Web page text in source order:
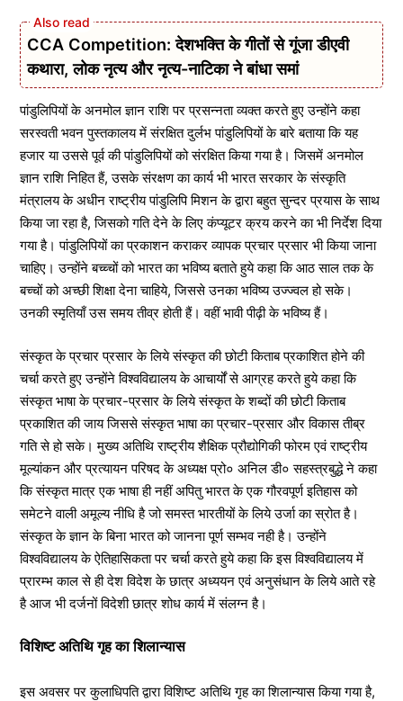
CCA Competition: देशभक्ति के गीतों से गूंजा डीएवी
कथारा, लोक नृत्य और नृत्य-नाटिका ने बांधा समां
पांडुलिपियों के अनमोल ज्ञान राशि पर प्रसन्नता व्यक्त करते हुए उन्होंने कहा
सरस्वती भवन पुस्तकालय में संरक्षित दुर्लभ पांडुलिपियों के बारे बताया कि यह
हजार या उससे पूर्व की पांडुलिपियों को संरक्षित किया गया है। जिसमें अनमोल
ज्ञान राशि निहित हैं, उसके संरक्षण का कार्य भी भारत सरकार के संस्कृति
मंत्रालय के अधीन राष्ट्रीय पांडुलिपि मिशन के द्वारा बहुत सुन्दर प्रयास के साथ
किया जा रहा है, जिसको गति देने के लिए कंप्यूटर क्रय करने का भी निर्देश दिया
गया है। पांडुलिपियों का प्रकाशन कराकर व्यापक प्रचार प्रसार भी किया जाना
चाहिए। उन्होंने बच्च्चों को भारत का भविष्य बताते हुये कहा कि आठ साल तक के
बच्चों को अच्छी शिक्षा देना चाहिये, जिससे उनका भविष्य उज्ज्वल हो सके।
उनकी स्मृतियाँ उस समय तीव्र होती हैं। वहीं भावी पीढ़ी के भविष्य हैं।
संस्कृत के प्रचार प्रसार के लिये संस्कृत की छोटी किताब प्रकाशित होने की
चर्चा करते हुए उन्होंने विश्वविद्यालय के आचार्यों से आग्रह करते हुये कहा कि
संस्कृत भाषा के प्रचार-प्रसार के लिये संस्कृत के शब्दों की छोटी किताब
प्रकाशित की जाय जिससे संस्कृत भाषा का प्रचार-प्रसार और विकास तीब्र
गति से हो सके। मुख्य अतिथि राष्ट्रीय शैक्षिक प्रौद्योगिकी फोरम एवं राष्ट्रीय
मूल्यांकन और प्रत्यायन परिषद के अध्यक्ष प्रो० अनिल डी० सहस्त्रबुद्धे ने कहा
कि संस्कृत मात्र एक भाषा ही नहीं अपितु भारत के एक गौरवपूर्ण इतिहास को
समेटने वाली अमूल्य नीधि है जो समस्त भारतीयों के लिये उर्जा का स्रोत है।
संस्कृत के ज्ञान के बिना भारत को जानना पूर्ण सम्भव नही है। उन्होंने
विश्वविद्यालय के ऐतिहासिकता पर चर्चा करते हुये कहा कि इस विश्वविद्यालय में
प्रारम्भ काल से ही देश विदेश के छात्र अध्ययन एवं अनुसंधान के लिये आते रहे
है आज भी दर्जनों विदेशी छात्र शोध कार्य में संलग्न है।
विशिष्ट अतिथि गृह का शिलान्यास
इस अवसर पर कुलाधिपति द्वारा विशिष्ट अतिथि गृह का शिलान्यास किया गया है,